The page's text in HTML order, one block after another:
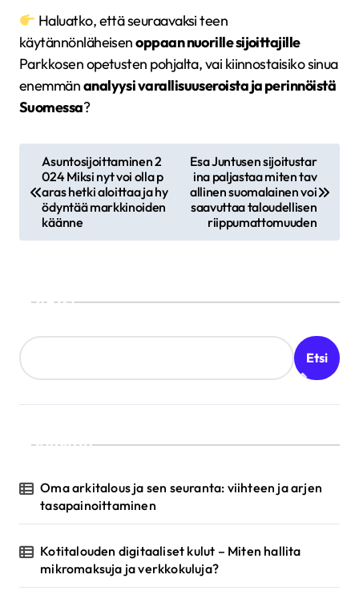
Haluatko, että seuraavaksi teen
käytännönläheisenoppaan nuorille sijoittajille
Parkkosen opetusten pohjalta, vai kiinnostaisiko sinua
enemmänanalyysi varallisuuseroista ja perinnöistä
Suomessa?
i
l
i
l
a
u
Asuntosijoittaminen 2
024 Miksi nyt voi olla p
aras hetki aloittaa ja hy
ödyntää markkinoiden
käänne
Esa Juntusen sijoitustar
ina paljastaa miten tav
allinen suomalainen voi
saavuttaa taloudellisen
riippumattomuuden
Etsi
Etsi
Valittu
Oma arkitalous ja sen seuranta: viihteen ja arjen
tasapainoittaminen
Kotitalouden digitaaliset kulut – Miten hallita
mikromaksuja ja verkkokuluja?